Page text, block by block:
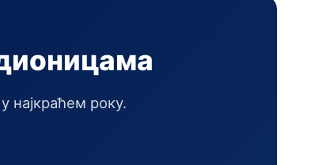
најкраћем року.